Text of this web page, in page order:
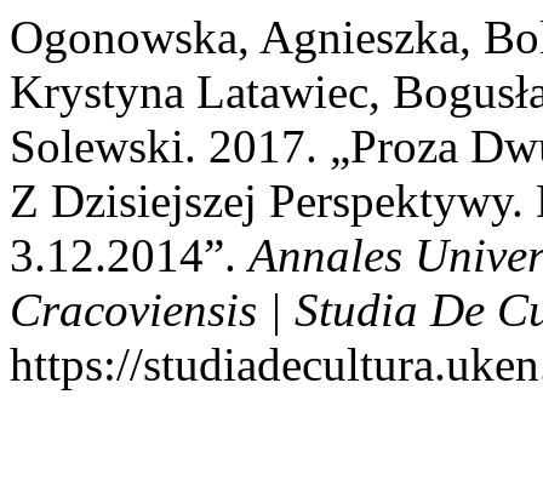
Ogonowska, Agnieszka,
Krystyna Latawiec,
Solewski. 2017. „Proza
Z Dzisiejszej
3.12.2014”.Annales
Cracoviensis | Studia De
https://